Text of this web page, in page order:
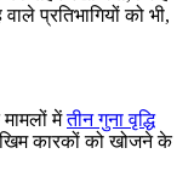
प्रतिभागियों को भी,
मामलों मेंतीन गुना वृद्धि
कारकों को खोजने के